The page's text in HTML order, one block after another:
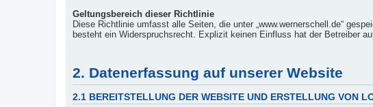
Geltungsbereich dieser Richtlinie
Diese Richtlinie umfasst alle Seiten, die unter „www.wernerschell.de“
besteht ein Widerspruchsrecht. Explizit keinen Einfluss hat der Betreiber
2. Datenerfassung auf unserer Website
2.1 BEREITSTELLUNG DER WEBSITE UND ERSTELLUNG VON